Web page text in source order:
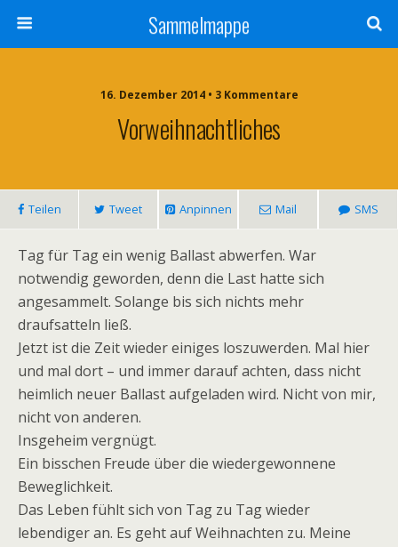
Sammelmappe
16. Dezember 2014 • 3 Kommentare
Vorweihnachtliches
Teilen Tweet Anpinnen Mail SMS
Tag für Tag ein wenig Ballast abwerfen. War
notwendig geworden, denn die Last hatte sich
angesammelt. Solange bis sich nichts mehr
draufsatteln ließ.
Jetzt ist die Zeit wieder einiges loszuwerden. Mal hier
und mal dort – und immer darauf achten, dass nicht
heimlich neuer Ballast aufgeladen wird. Nicht von mir,
nicht von anderen.
Insgeheim vergnügt.
Ein bisschen Freude über die wiedergewonnene
Beweglichkeit.
Das Leben fühlt sich von Tag zu Tag wieder
lebendiger an. Es geht auf Weihnachten zu. Meine